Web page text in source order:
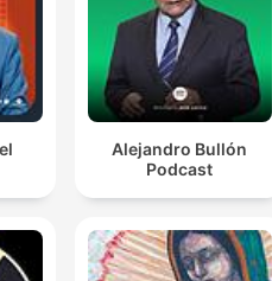
Alejandro Bullón
Podcast